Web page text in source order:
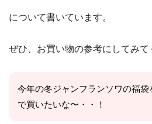
について書いています。
ぜひ、お買い物の参考にしてみて
今年の冬ジャンフランソワの福袋
で買いたいな〜・・！